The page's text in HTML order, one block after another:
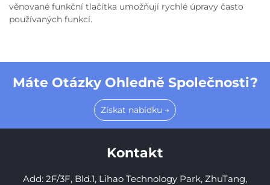
věnované funkční tlačítka umožňují rychlé úpravy často
používaných funkcí.
Máte Otázky Ohledně Společnosti?
Získat nabídku →
Kontakt
Add: 2F/3F, Bld.1, Lihao Technology Park, ZhuTang,